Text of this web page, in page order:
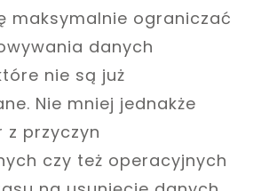
maksymalnie ograniczać
danych
nie są już
Nie mniej jednakże
przyczyn
czy też operacyjnych